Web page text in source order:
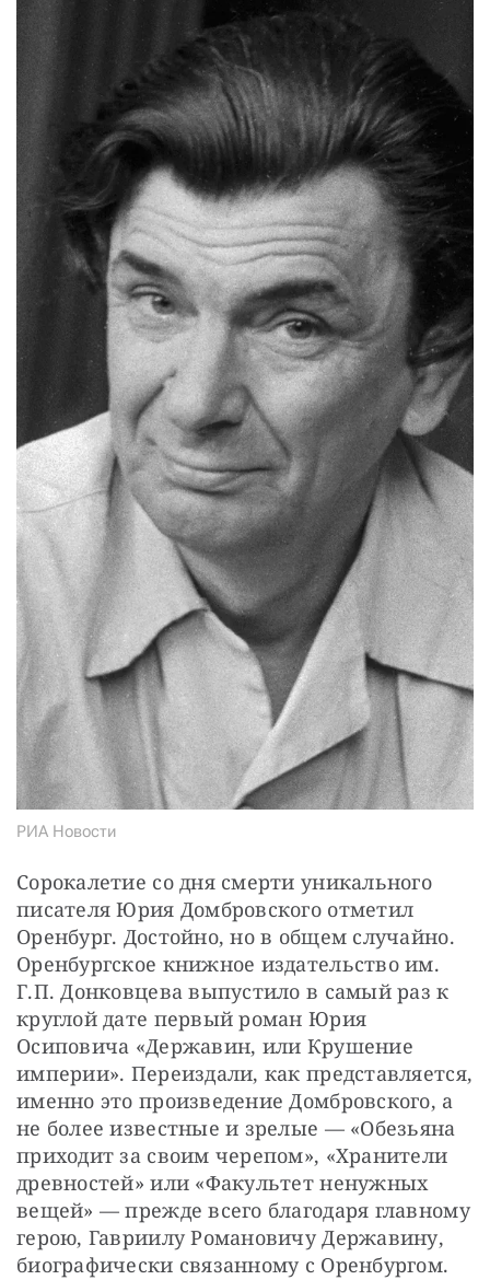
РИА Новости
Сорокалетие со дня смерти уникального
писателя Юрия Домбровского отметил
Оренбург. Достойно, но в общем случайно.
Оренбургское книжное издательство им.
Г.П. Донковцева выпустило в самый раз к
круглой дате первый роман Юрия
Осиповича «Державин, или Крушение
империи». Переиздали, как представляется,
именно это произведение Домбровского, а
не более известные и зрелые — ​«Обезьяна
приходит за своим черепом», «Хранители
древностей» или «Факультет ненужных
вещей» — ​прежде всего благодаря главному
герою, Гавриилу Романовичу Державину,
биографически связанному с Оренбургом.
СТАТЬ СОУЧАСТНИКОМ
ПОДЕЛИТЬСЯ С ДРУЗЬЯМИ
Если у вас есть вопросы, пишите donate@novayagazeta.ru
или
+7 (929) 612-03-68